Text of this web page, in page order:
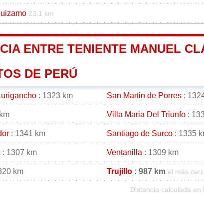
23.1 km
ENTRE TENIENTE MANUEL
DE PERÚ
: 1323 km San Martin de Porres :
Villa Maria Del Triunfo :
: 1341 km Santiago de Surco : 1335
: 1307 km Ventanilla : 1309 km
km Trujillo : 987 km el más
Distancia calculada en